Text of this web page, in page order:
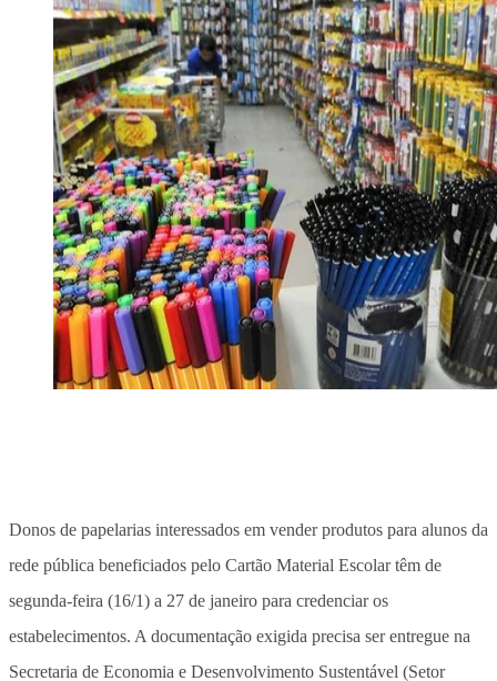
Donos de papelarias interessados em vender produtos para alunos da
rede pública beneficiados pelo Cartão Material Escolar têm de
segunda-feira (16/1) a 27 de janeiro para credenciar os
estabelecimentos. A documentação exigida precisa ser entregue na
Secretaria de Economia e Desenvolvimento Sustentável (Setor